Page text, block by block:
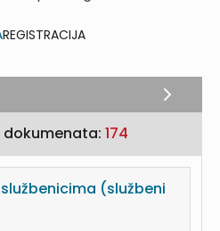
REGISTRACIJA
174
(službeni